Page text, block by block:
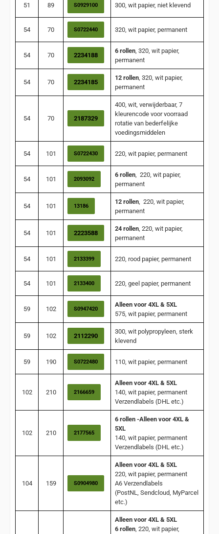
51 89 S0929100 300, wit papier, niet klevend
54 70 S0722440 320, wit papier, permanent
54 70 2234188
6 rollen, 320, wit papier,
permanent
54 70 2234185
12 rollen, 320, wit papier,
permanent
54 70 2187329
400, wit, verwijderbaar, 7
kleurencode voor voorraad
rotatie van bederfelijke
voedingsmiddelen
54 101 S0722430 220, wit papier, permanent
54 101 2093092
6 rollen, 220, wit papier,
permanent
54 101 13186
12 rollen, 220, wit papier,
permanent
54 101 2223588
24 rollen, 220, wit papier,
permanent
54 101 2133399 220, rood papier, permanent
54 101 2133400 220, geel papier, permanent
59 102 S0947420
Alleen voor 4XL & 5XL
575, wit papier, permanent
59 102 2112290
300, wit polypropyleen, sterk
klevend
59 190 S0722480 110, wit papier, permanent
102 210 2166659
Alleen voor 4XL & 5XL
140, wit papier, permanent
Verzendlabels (DHL etc.)
102 210 2177565
6 rollen -Alleen voor 4XL &
5XL
140, wit papier, permanent
Verzendlabels (DHL etc.)
104 159 S0904980
Alleen voor 4XL & 5XL
220, wit papier, permanent
A6 Verzendlabels
(PostNL, Sendcloud, MyParcel
etc.)
Alleen voor 4XL & 5XL
6 rollen, 220, wit papier,